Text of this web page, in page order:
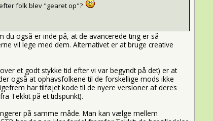
folk blev "gearet op"?
du også er inde på, at de avancerede ting er så
vil lege med dem. Alternativet er at bruge creative
et godt stykke tid efter vi var begyndt på det) er at
også at ophavsfolkene til de forskellige mods ikke
har tilføjet kode til de nyere versioner af deres
Tekkit på et tidspunkt).
på samme måde. Man kan vælge mellem